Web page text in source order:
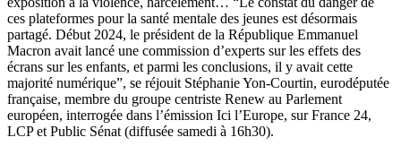
ces plateformes pour la santé mentale des jeunes est désormais
partagé. Début 2024, le président de la République Emmanuel
Macron avait lancé une commission d’experts sur les effets des
écrans sur les enfants, et parmi les conclusions, il y avait cette
majorité numérique”, se réjouit Stéphanie Yon-Courtin, eurodéputée
française, membre du groupe centriste Renew au Parlement
européen, interrogée dans l’émission Ici l’Europe, sur France 24,
LCP et Public Sénat (diffusée samedi à 16h30).